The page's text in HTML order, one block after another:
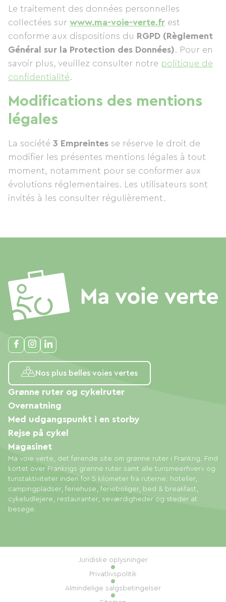
Le traitement des données personnelles
collectées sur www.ma-voie-verte.fr est
conforme aux dispositions du RGPD (Règlement
Général sur la Protection des Données). Pour en
savoir plus, veuillez consulter notre politique de
confidentialité.
Modifications des mentions
légales
La société 3 Empreintes se réserve le droit de
modifier les présentes mentions légales à tout
moment, notamment pour se conformer aux
évolutions réglementaires. Les utilisateurs sont
invités à les consulter régulièrement.
Nos plus belles voies vertes
Ma voie verte, det førende site om grønne ruter i Frankrig. Find
kortet over Frankrigs grønne ruter samt alle turismeerhverv og
turistaktiviteter inden for 5 kilometer fra ruterne: hoteller,
campingpladser, feriehuse, ferieboliger, bed & breakfast,
cykeludlejere, restauranter, seværdigheder og steder at
besøge.
Grønne ruter og cykelruter
Overnatning
Med udgangspunkt i en storby
Rejse på cykel
Magasinet
Juridiske oplysninger
Privatlivspolitik
Almindelige salgsbetingelser